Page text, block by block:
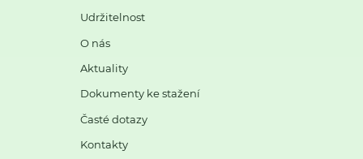
Udržitelnost
O nás
Aktuality
Dokumenty ke stažení
Časté dotazy
Kontakty